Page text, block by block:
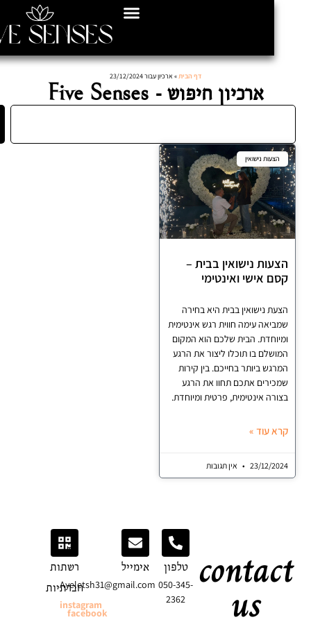
ארכיון עבור 23/12/2024
ארכיון חיפוש - Five Senses
נישואין
נישואין בבית –
אישי ואינטימי
נישואין בבית היא בחירה
עימה חווית רגש אינטימית
הבית שלכם הוא המקום
בו תוכלו ליצור את הרגע
ביותר בחייכם. בין קירות
אתכם תחוו את הרגע
אינטימית, פרטית ומיוחדת.
עוד »
23/12/ אין תגובות
טלפון
050-345-
אימייל
Ayeletsh31@gmail.com
חברתיות
instagram
facebook